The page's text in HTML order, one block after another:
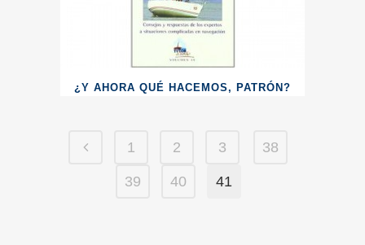
¿Y AHORA QUÉ HACEMOS, PATRÓN?
1 2 3 38
39 40 41